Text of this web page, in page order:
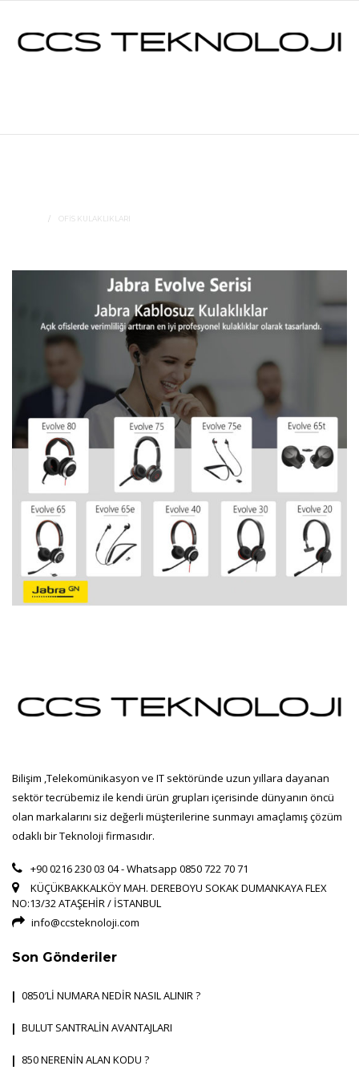
OFİS KULAKLIKLARI
Bilişim ,Telekomünikasyon ve IT sektöründe uzun yıllara dayanan
sektör tecrübemiz ile kendi ürün grupları içerisinde dünyanın öncü
olan markalarını siz değerli müşterilerine sunmayı amaçlamış çözüm
odaklı bir Teknoloji firmasıdır.
+90 0216 230 03 04 - Whatsapp 0850 722 70 71
KÜÇÜKBAKKALKÖY MAH. DEREBOYU SOKAK DUMANKAYA FLEX
NO:13/32 ATAŞEHİR / İSTANBUL
info@ccsteknoloji.com
Son Gönderiler
0850′Lİ NUMARA NEDİR NASIL ALINIR ?
BULUT SANTRALİN AVANTAJLARI
850 NERENİN ALAN KODU ?